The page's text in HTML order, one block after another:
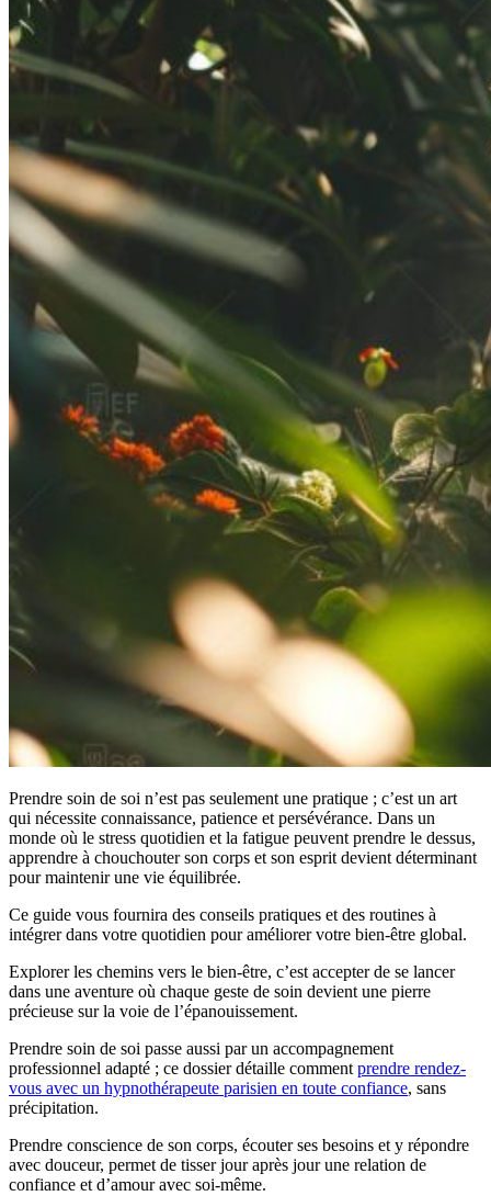
Prendre soin de soi n’est pas seulement une pratique ; c’est un art
qui nécessite connaissance, patience et persévérance. Dans un
monde où le stress quotidien et la fatigue peuvent prendre le dessus,
apprendre à chouchouter son corps et son esprit devient déterminant
pour maintenir une vie équilibrée.
Ce guide vous fournira des conseils pratiques et des routines à
intégrer dans votre quotidien pour améliorer votre bien-être global.
Explorer les chemins vers le bien-être, c’est accepter de se lancer
dans une aventure où chaque geste de soin devient une pierre
précieuse sur la voie de l’épanouissement.
Prendre soin de soi passe aussi par un accompagnement
professionnel adapté ; ce dossier détaille comment prendre rendez-
vous avec un hypnothérapeute parisien en toute confiance, sans
précipitation.
Prendre conscience de son corps, écouter ses besoins et y répondre
avec douceur, permet de tisser jour après jour une relation de
confiance et d’amour avec soi-même.